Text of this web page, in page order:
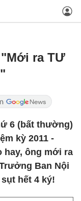
ra TƯ
6 (bất thường)
kỳ 2011 -
hay, ông mới ra
Ban Nội
hết 4 ký!